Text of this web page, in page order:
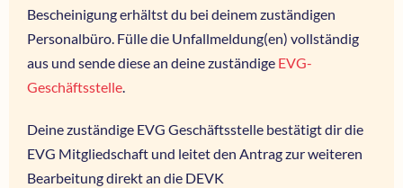
Bescheinigung erhältst du bei deinem zuständigen
Personalbüro. Fülle die Unfallmeldung(en) vollständig
aus und sende diese an deine zuständige EVG-
Geschäftsstelle.
Deine zuständige EVG Geschäftsstelle bestätigt dir die
EVG Mitgliedschaft und leitet den Antrag zur weiteren
Bearbeitung direkt an die DEVK